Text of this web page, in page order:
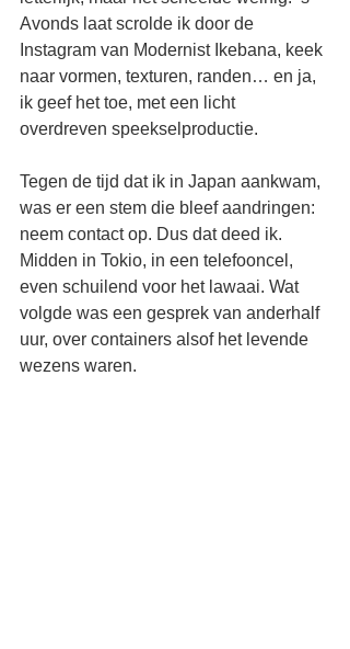
Avonds laat scrolde ik door de
Instagram van Modernist Ikebana, keek
naar vormen, texturen, randen… en ja,
ik geef het toe, met een licht
overdreven speekselproductie.
Tegen de tijd dat ik in Japan aankwam,
was er een stem die bleef aandringen:
neem contact op. Dus dat deed ik.
Midden in Tokio, in een telefooncel,
even schuilend voor het lawaai. Wat
volgde was een gesprek van anderhalf
uur, over containers alsof het levende
wezens waren.